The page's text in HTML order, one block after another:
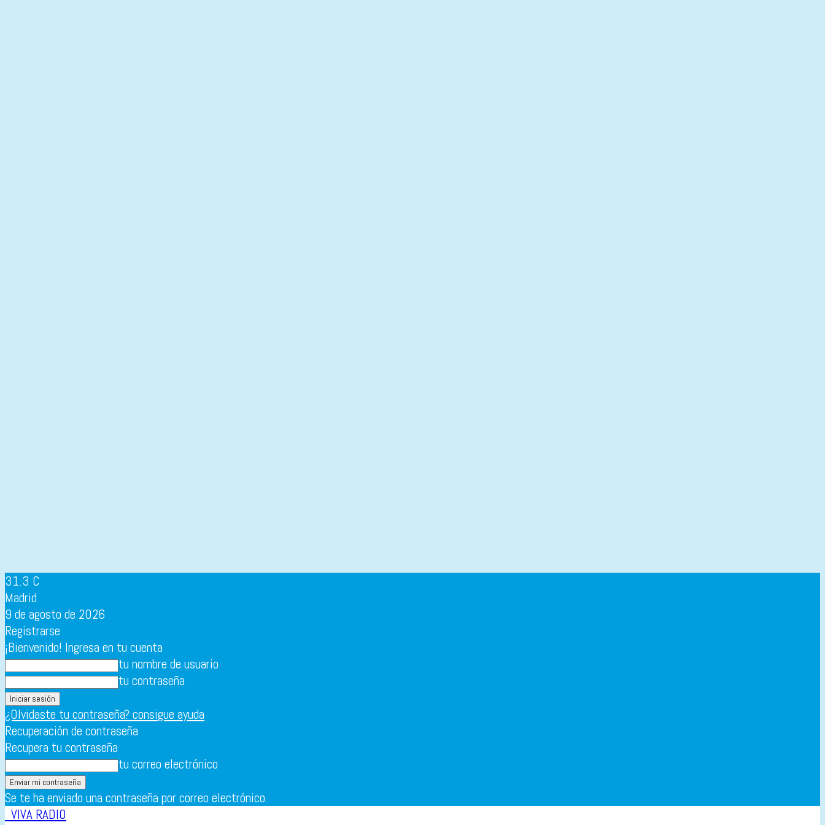
31.3 C
Madrid
9 de agosto de 2026
Registrarse
¡Bienvenido! Ingresa en tu cuenta
tu nombre de usuario
tu contraseña
¿Olvidaste tu contraseña? consigue ayuda
Recuperación de contraseña
Recupera tu contraseña
tu correo electrónico
Se te ha enviado una contraseña por correo electrónico.
VIVA RADIO